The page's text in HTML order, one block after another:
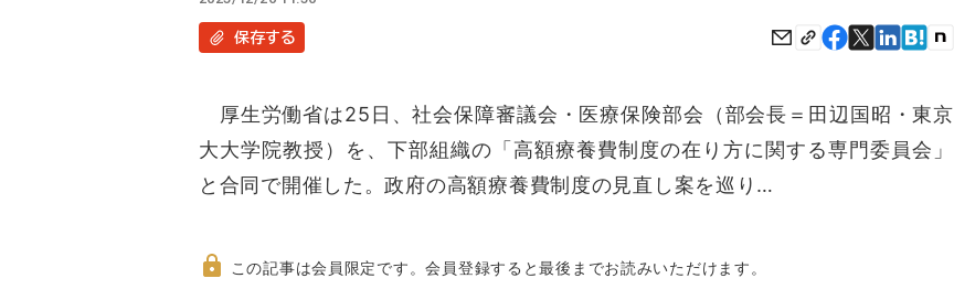
保存する
厚生労働省は25日、社会保障審議会・医療保険部会（部会長＝田辺国昭・東京
大大学院教授）を、下部組織の「高額療養費制度の在り方に関する専門委員会」
と合同で開催した。政府の高額療養費制度の見直し案を巡り…
この記事は会員限定です。会員登録すると最後までお読みいただけます。